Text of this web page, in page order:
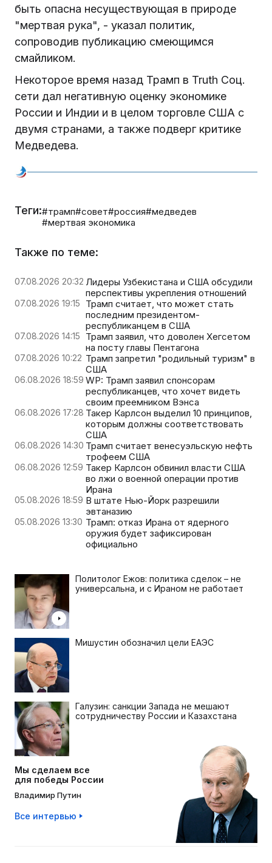
быть опасна несуществующая в природе
"мертвая рука", - указал политик,
сопроводив публикацию смеющимся
смайликом.
Некоторое время назад Трамп в Truth Соц.
сети дал негативную оценку экономике
России и Индии и в целом торговле США с
двумя странами, а также подверг критике
Медведева.
Теги:#трамп#совет#россия#медведев
#мертвая экономика
Также по теме:
07.08.2026 20:32 Лидеры Узбекистана и США обсудили
перспективы укрепления отношений
07.08.2026 19:15
Трамп считает, что может стать
последним президентом-
республиканцем в США
07.08.2026 14:15
Трамп заявил, что доволен Хегсетом
на посту главы Пентагона
07.08.2026 10:22 Трамп запретил "родильный туризм" в
США
06.08.2026 18:59 WP: Трамп заявил спонсорам
республиканцев, что хочет видеть
своим преемником Вэнса
06.08.2026 17:28 Такер Карлсон выделил 10 принципов,
которым должны соответствовать
США
06.08.2026 14:30 Трамп считает венесуэльскую нефть
трофеем США
06.08.2026 12:59 Такер Карлсон обвинил власти США
во лжи о военной операции против
Ирана
05.08.2026 18:59 В штате Нью-Йорк разрешили
эвтаназию
05.08.2026 13:30 Трамп: отказ Ирана от ядерного
оружия будет зафиксирован
официально
Политолог Ежов: политика сделок – не
универсальна, и с Ираном не работает
Мишустин обозначил цели ЕАЭС
Галузин: санкции Запада не мешают
сотрудничеству России и Казахстана
Мы сделаем все
для победы России
Владимир Путин
Все интервью